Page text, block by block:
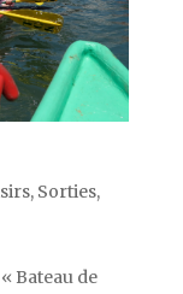
, Sorties,
Bateau de